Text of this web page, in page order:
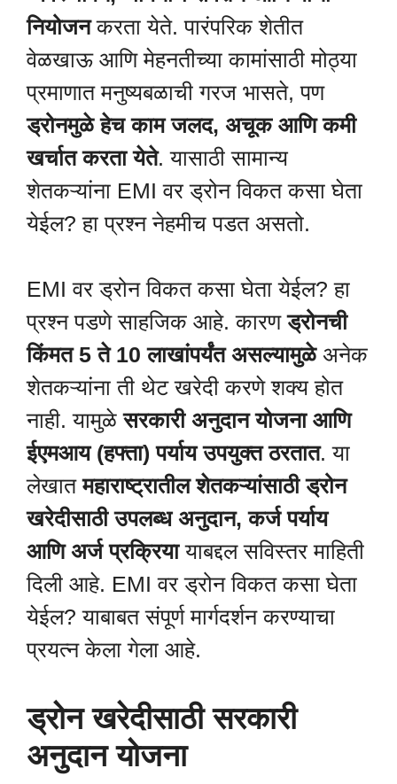
नियोजनकरता येते. पारंपरिक शेतीत
वेळखाऊ आणि मेहनतीच्या कामांसाठी मोठ्या
प्रमाणात मनुष्यबळाची गरज भासते, पण
ड्रोनमुळे हेच काम जलद, अचूक आणि कमी
खर्चात करता येते. यासाठी सामान्य
शेतकऱ्यांना EMI वर ड्रोन विकत कसा घेता
येईल? हा प्रश्न नेहमीच पडत असतो.
EMI वर ड्रोन विकत कसा घेता येईल? हा
प्रश्न पडणे साहजिक आहे. कारणड्रोनची
किंमत 5 ते 10 लाखांपर्यंत असल्यामुळेअनेक
शेतकऱ्यांना ती थेट खरेदी करणे शक्य होत
नाही. यामुळेसरकारी अनुदान योजना आणि
ईएमआय (हफ्ता) पर्याय उपयुक्त ठरतात. या
लेखातमहाराष्ट्रातील शेतकऱ्यांसाठी ड्रोन
खरेदीसाठी उपलब्ध अनुदान, कर्ज पर्याय
आणि अर्ज प्रक्रियायाबद्दल सविस्तर माहिती
दिली आहे. EMI वर ड्रोन विकत कसा घेता
येईल? याबाबत संपूर्ण मार्गदर्शन करण्याचा
प्रयत्न केला गेला आहे.
ड्रोन खरेदीसाठी सरकारी
अनुदान योजना